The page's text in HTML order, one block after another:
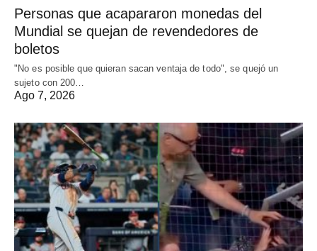
Personas que acapararon monedas del
Mundial se quejan de revendedores de
boletos
"No es posible que quieran sacan ventaja de todo", se quejó un
sujeto con 200…
Ago 7, 2026